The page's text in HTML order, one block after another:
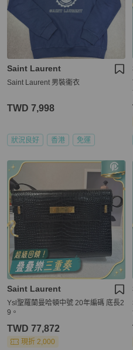
Saint Laurent
Saint Laurent 男裝衞衣
TWD 7,998
狀況良好 香港 免運
Saint Laurent
Ysl聖羅蘭曼哈頓中號 20年編碼 底長2
9。
TWD 77,872
現折 2,000